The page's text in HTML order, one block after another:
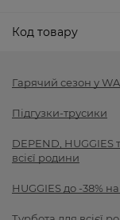
Код товару
Гарячий сезон у
Підгузки-трусики
DEPEND, HUGGIES
всієї родини
HUGGIES до -38%